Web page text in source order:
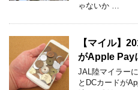
ゃないか …
【マイル】
がApple Pay
JAL陸マイラー
とDCカードが